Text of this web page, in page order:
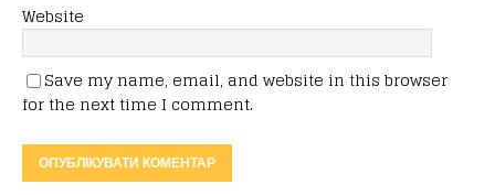
Website
Save my name, email, and website in this browser
for the next time I comment.